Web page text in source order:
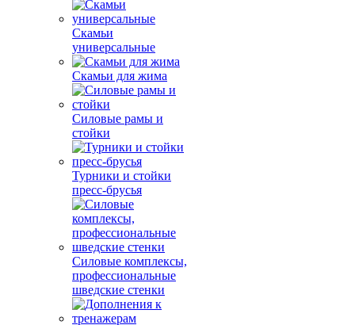
Скамьи
универсальные
Скамьи для жима
Силовые рамы и
стойки
Турники и стойки
пресс-брусья
Силовые комплексы,
профессиональные
шведские стенки